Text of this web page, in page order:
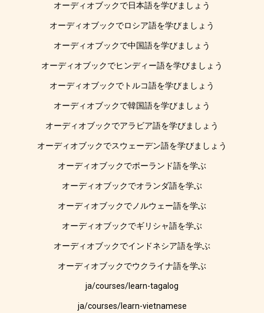
オーディオブックで日本語を学びましょう
オーディオブックでロシア語を学びましょう
オーディオブックで中国語を学びましょう
オーディオブックでヒンディー語を学びましょう
オーディオブックでトルコ語を学びましょう
オーディオブックで韓国語を学びましょう
オーディオブックでアラビア語を学びましょう
オーディオブックでスウェーデン語を学びましょう
オーディオブックでポーランド語を学ぶ
オーディオブックでオランダ語を学ぶ
オーディオブックでノルウェー語を学ぶ
オーディオブックでギリシャ語を学ぶ
オーディオブックでインドネシア語を学ぶ
オーディオブックでウクライナ語を学ぶ
ja/courses/learn-tagalog
ja/courses/learn-vietnamese